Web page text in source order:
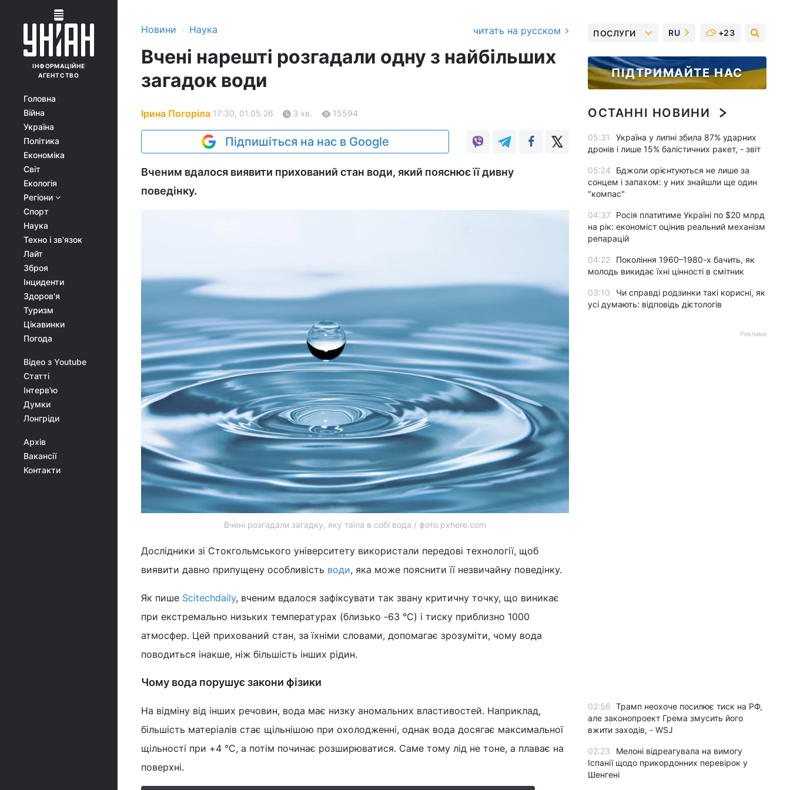
ІНФОРМАЦІЙНЕ
АГЕНТСТВО
Головна
Війна
Україна
Політика
Економіка
Світ
Екологія
Регіони
Спорт
Наука
Техно і зв'язок
Лайт
Зброя
Інциденти
Здоров'я
Туризм
Цікавинки
Погода
Відео з Youtube
Статті
Інтерв'ю
Думки
Лонгріди
Архів
Вакансії
Контакти
Новини › Наука читать на русском
Вчені нарешті розгадали одну з найбільших
загадок води
Ірина Погоріла 17:30, 01.05.26 3 хв. 15594
Підпишіться на нас в Google
Вченим вдалося виявити прихований стан води, який пояснює її дивну
поведінку.
Вчені розгадали загадку, яку таїла в собі вода / фото pxhere.com
Дослідники зі Стокгольмського університету використали передові технології, щоб
виявити давно припущену особливість води, яка може пояснити її незвичайну поведінку.
Як пише Scitechdaily, вченим вдалося зафіксувати так звану критичну точку, що виникає
при екстремально низьких температурах (близько -63 °C) і тиску приблизно 1000
атмосфер. Цей прихований стан, за їхніми словами, допомагає зрозуміти, чому вода
поводиться інакше, ніж більшість інших рідин.
Чому вода порушує закони фізики
На відміну від інших речовин, вода має низку аномальних властивостей. Наприклад,
більшість матеріалів стає щільнішою при охолодженні, однак вода досягає максимальної
щільності при +4 °C, а потім починає розширюватися. Саме тому лід не тоне, а плаває на
поверхні.
ПОСЛУГИ RU +23
ПІДТРИМАЙТЕ НАС
ОСТАННІ НОВИНИ
05:31
Україна у липні збила 87% ударних
дронів і лише 15% балістичних ракет, - звіт
05:24
Бджоли орієнтуються не лише за
сонцем і запахом: у них знайшли ще один
"компас"
04:37
Росія платитиме Україні по $20 млрд
на рік: економіст оцінив реальний механізм
репарацій
04:22
Покоління 1960–1980-х бачить, як
молодь викидає їхні цінності в смітник
03:10
Чи справді родзинки такі корисні, як
усі думають: відповідь дієтологів
Реклама
02:56 Трамп неохоче посилює тиск на РФ,
але законопроект Грема змусить його
вжити заходів, - WSJ
02:23
Мелоні відреагувала на вимогу
Іспанії щодо прикордонних перевірок у
Шенгені